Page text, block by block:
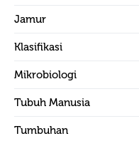
Jamur
Klasifikasi
Mikrobiologi
Tubuh Manusia
Tumbuhan